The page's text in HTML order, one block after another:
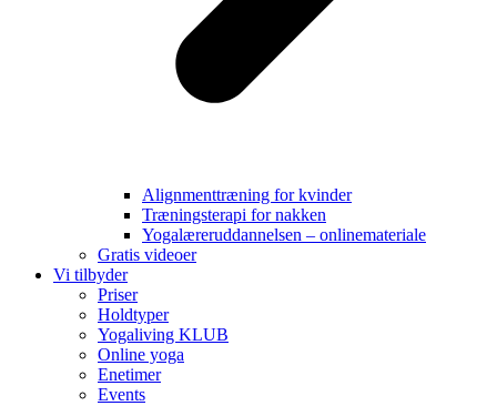
Alignmenttræning for kvinder
Træningsterapi for nakken
Yogalæreruddannelsen – onlinemateriale
Gratis videoer
Vi tilbyder
Priser
Holdtyper
Yogaliving KLUB
Online yoga
Enetimer
Events